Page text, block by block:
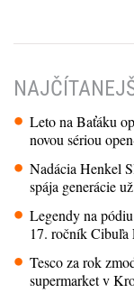
Leto na Baťáku
novou sériou
Nadácia Henkel
spája generácie
Legendy na
17. ročník Cibuľa
Tesco za rok
supermarket v